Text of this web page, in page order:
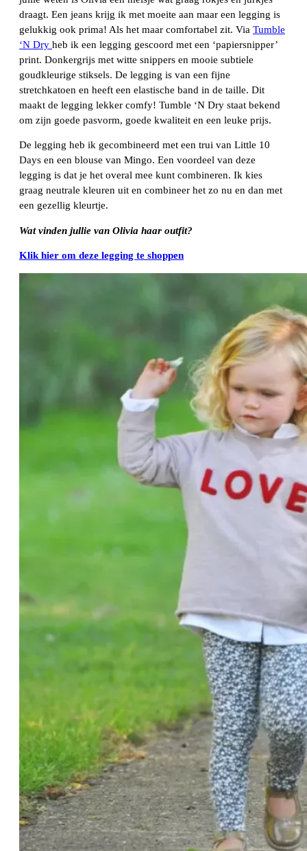
draagt. Een jeans krijg ik met moeite aan maar een legging is
gelukkig ook prima! Als het maar comfortabel zit. Via Tumble
‘N Dry heb ik een legging gescoord met een ‘papiersnipper’
print. Donkergrijs met witte snippers en mooie subtiele
goudkleurige stiksels. De legging is van een fijne
stretchkatoen en heeft een elastische band in de taille. Dit
maakt de legging lekker comfy! Tumble ‘N Dry staat bekend
om zijn goede pasvorm, goede kwaliteit en een leuke prijs.
De legging heb ik gecombineerd met een trui van Little 10
Days en een blouse van Mingo. Een voordeel van deze
legging is dat je het overal mee kunt combineren. Ik kies
graag neutrale kleuren uit en combineer het zo nu en dan met
een gezellig kleurtje.
Wat vinden jullie van Olivia haar outfit?
Klik hier om deze legging te shoppen